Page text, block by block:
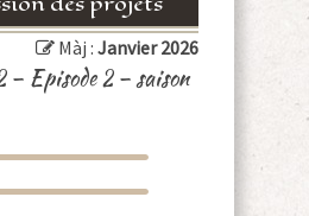
Màj : Janvier 2026
Episode 2 – saison